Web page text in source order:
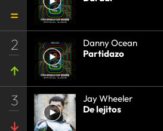
2
Danny Ocean
Partidazo
3
Jay Wheeler
De lejitos